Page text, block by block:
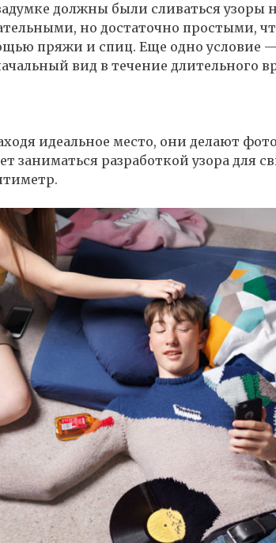
должны были сливаться узоры
но достаточно простыми,
пряжи и спиц. Еще одно условие
вид в течение длительного
идеальное место, они делают
заниматься разработкой узора для